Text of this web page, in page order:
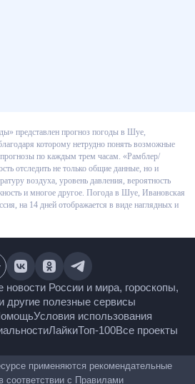
представлен прогноз погоды в Шуе,
благодаря которому нетрудно понять
включая прогнозы по каждым трем
возможность отследить не
информацию: температуру
осадков, направление ветра,
в Шуе, Ивановская область,
14 дней отображается в виде наглядных
новости России и мира,
и другие полезные сервисы
Условия использования
Все проекты